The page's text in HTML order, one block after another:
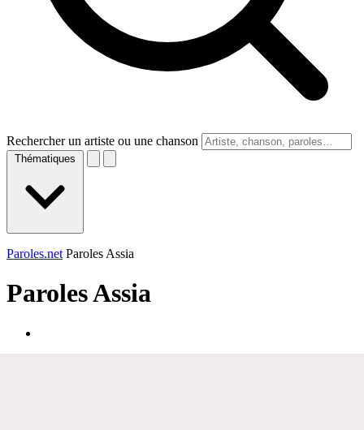
Rechercher un artiste ou une chanson
Thématiques
Paroles.net Paroles Assia
ParolesAssia